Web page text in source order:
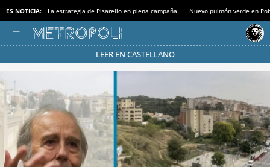
ES NOTICIA: La estrategia de Pisarello en plena campaña Nuevo pulmón verde en
LEER EN CASTELLANO
Pásate al MODO AHORRO